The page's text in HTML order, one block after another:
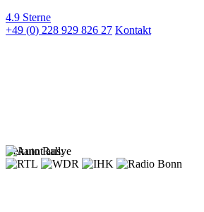
4.9 Sterne
+49 (0) 228 929 826 27 Kontakt
Bekannt aus: